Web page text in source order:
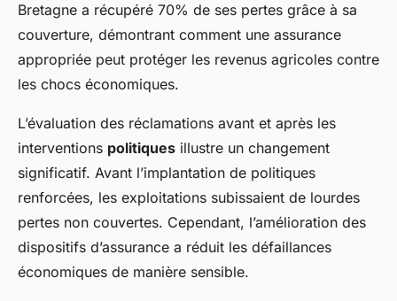
Bretagne a récupéré 70% de ses pertes grâce à sa
couverture, démontrant comment une assurance
appropriée peut protéger les revenus agricoles contre
les chocs économiques.
L’évaluation des réclamations avant et après les
interventions politiques illustre un changement
significatif. Avant l’implantation de politiques
renforcées, les exploitations subissaient de lourdes
pertes non couvertes. Cependant, l’amélioration des
dispositifs d’assurance a réduit les défaillances
économiques de manière sensible.